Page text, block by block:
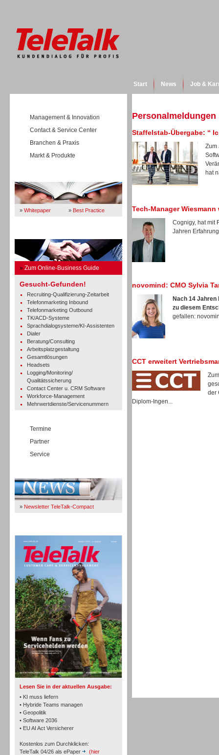
Start News Job &
Management & Innovation
Contact & Service Center
Branchen & Praxis
Markt & Produkte
» Whitepaper » Best Practice
» Zum Online-Business Guide
Gesucht-Gefunden!
Recruiting-Qualifizierung-Zeitarbeit
Telefonmarketing Inbound
Telefonmarketing Outbound
TK/ACD-Systeme
Sprachdialogsysteme/KI-Assistenten
Dialer
Beratung/Consulting
Arbeitsplatzgestaltung
Gesamtlösungen
Headsets
Logging/Monitoring/
Qualitätssicherung
Contact Center u. CRM Software
Workforce-Management
Mehrwertdienste/Servicenummern
Termine
Partner
Service
» Newsletter TeleTalk-Compact
Lesen Sie in der aktuellen Ausgabe:
• KI muss liefern
• Hybride Teams managen
• Geopolitik
• Software 2036
• EU AI Act Versicherer
Kostenlos zum Durchklicken:
TeleTalk 04/26 als ePaper
(hier
TK- und ACD-Systeme
Workforce-Management
Personalmeldungen
Staffelstab-Übergabe: “
Zum
hat
Tech-Manager
Cognigy, hat mit
Jahren
novomind: CMO Sylvia
Nach 14
zu diesem
gefallen:
CCT erweitert
der
Diplom-Ingen...